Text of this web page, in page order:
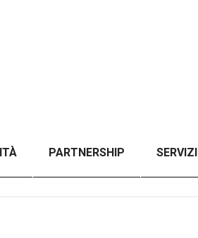
PARTNERSHIP SERVIZI
ORDER CONFIRMATION